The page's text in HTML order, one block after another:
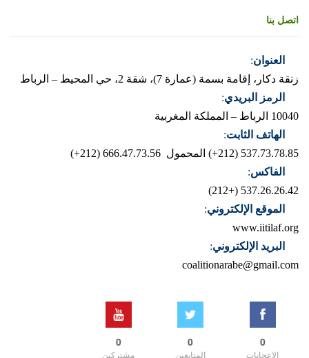
اتصل بنا
العنوان:
زنقة دكار، إقامة بسمة (عمارة 7)، شقة 2، حي المحيط – الرباط
الرمز البريدي:
10040 الرباط – المملكة المغربية
الهاتف الثابت:
537.73.78.85 (212+)
المحمول 666.47.73.56 (212+)
الفاكس:
537.26.26.42 (+212)
الموقع الإلكتروني:
www.iitilaf.org
البريد الإلكتروني:
coalitionarabe@gmail.com
0
الإعجابات
0
المتابعين
0
مشتركين